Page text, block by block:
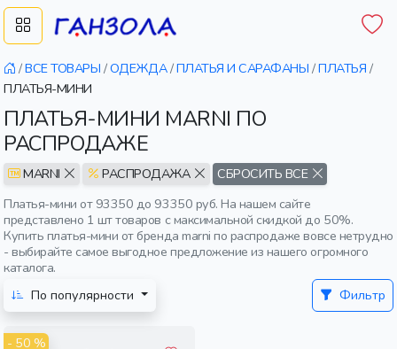
/ВСЕ ТОВАРЫ /ОДЕЖДА/ПЛАТЬЯ И САРАФАНЫ /ПЛАТЬЯ /
ПЛАТЬЯ-МИНИ
ПЛАТЬЯ-МИНИ MARNI ПО
РАСПРОДАЖЕ
MARNI РАСПРОДАЖА
СБРОСИТЬ ВСЕ
Платья-мини от 93350 до 93350 руб. На нашем сайте
представлено 1 шт товаров с максимальной скидкой до 50%.
Купить платья-мини от бренда marni по распродаже вовсе нетрудно
- выбирайте самое выгодное предложение из нашего огромного
каталога.
По популярности
Фильтр
- 50 %